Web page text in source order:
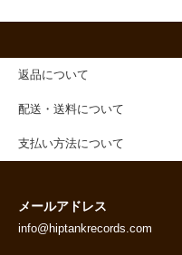
返品について
配送・送料について
支払い方法について
メールアドレス
info@hiptankrecords.com